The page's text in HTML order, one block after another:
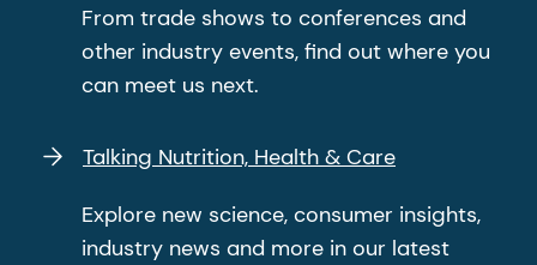
From trade shows to conferences and
other industry events, find out where you
can meet us next.
Talking Nutrition, Health & Care
Explore new science, consumer insights,
industry news and more in our latest